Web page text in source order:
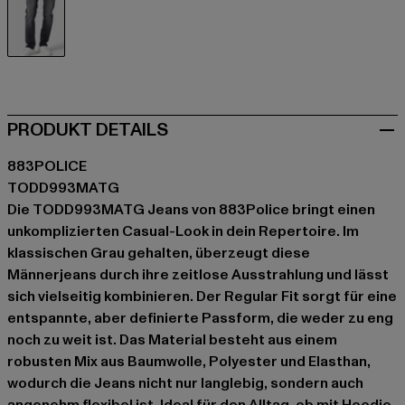
PRODUKT DETAILS
883POLICE
TODD993MATG
Die TODD993MATG Jeans von 883Police bringt einen
unkomplizierten Casual-Look in dein Repertoire. Im
klassischen Grau gehalten, überzeugt diese
Männerjeans durch ihre zeitlose Ausstrahlung und lässt
sich vielseitig kombinieren. Der Regular Fit sorgt für eine
entspannte, aber definierte Passform, die weder zu eng
noch zu weit ist. Das Material besteht aus einem
robusten Mix aus Baumwolle, Polyester und Elasthan,
wodurch die Jeans nicht nur langlebig, sondern auch